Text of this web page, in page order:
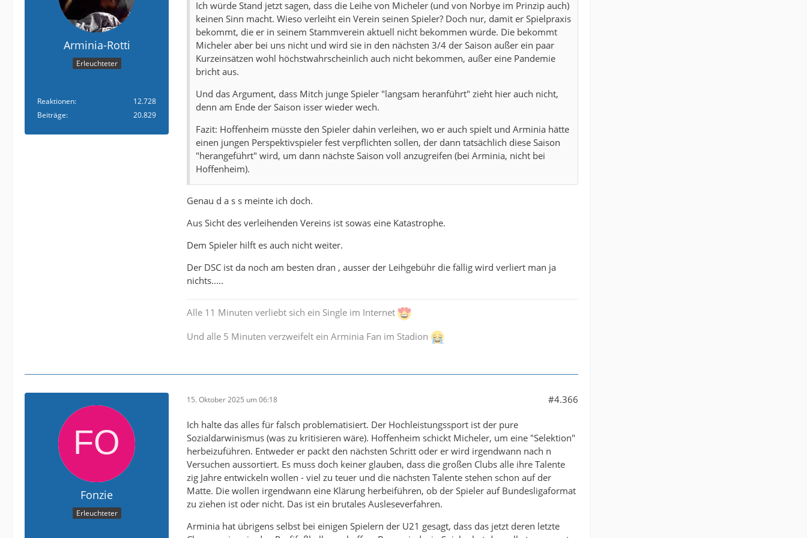
Arminia-Rotti
Erleuchteter
Reaktionen
12.728
Beiträge
20.829
Ich würde Stand jetzt sagen, dass die Leihe von Micheler (und von Norbye im Prinzip auch)
keinen Sinn macht. Wieso verleiht ein Verein seinen Spieler? Doch nur, damit er Spielpraxis
bekommt, die er in seinem Stammverein aktuell nicht bekommen würde. Die bekommt
Micheler aber bei uns nicht und wird sie in den nächsten 3/4 der Saison außer ein paar
Kurzeinsätzen wohl höchstwahrscheinlich auch nicht bekommen, außer eine Pandemie
bricht aus.
Und das Argument, dass Mitch junge Spieler "langsam heranführt" zieht hier auch nicht,
denn am Ende der Saison isser wieder wech.
Fazit: Hoffenheim müsste den Spieler dahin verleihen, wo er auch spielt und Arminia hätte
einen jungen Perspektivspieler fest verpflichten sollen, der dann tatsächlich diese Saison
"herangeführt" wird, um dann nächste Saison voll anzugreifen (bei Arminia, nicht bei
Hoffenheim).
Genau d a s s meinte ich doch.
Aus Sicht des verleihenden Vereins ist sowas eine Katastrophe.
Dem Spieler hilft es auch nicht weiter.
Der DSC ist da noch am besten dran , ausser der Leihgebühr die fällig wird verliert man ja
nichts.....
Alle 11 Minuten verliebt sich ein Single im Internet
Und alle 5 Minuten verzweifelt ein Arminia Fan im Stadion
Fonzie
Erleuchteter
15. Oktober 2025 um 06:18 #4.366
Ich halte das alles für falsch problematisiert. Der Hochleistungssport ist der pure
Sozialdarwinismus (was zu kritisieren wäre). Hoffenheim schickt Micheler, um eine "Selektion"
herbeizuführen. Entweder er packt den nächsten Schritt oder er wird irgendwann nach n
Versuchen aussortiert. Es muss doch keiner glauben, dass die großen Clubs alle ihre Talente
zig Jahre entwickeln wollen - viel zu teuer und die nächsten Talente stehen schon auf der
Matte. Die wollen irgendwann eine Klärung herbeiführen, ob der Spieler auf Bundesligaformat
zu ziehen ist oder nicht. Das ist ein brutales Ausleseverfahren.
Arminia hat übrigens selbst bei einigen Spielern der U21 gesagt, dass das jetzt deren letzte